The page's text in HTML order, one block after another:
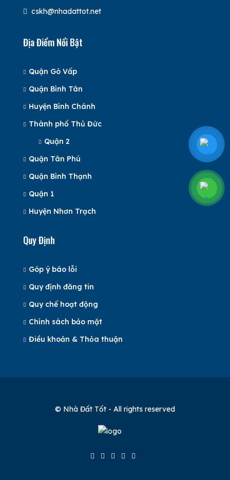
cskh@nhadattot.net
Địa Điểm Nổi Bật
Quận Gò Vấp
Quận Bình Tân
Huyện Bình Chánh
Thành phố Thủ Đức
Quận 2
Quận Tân Phú
Quận Bình Thạnh
Quận 1
Huyện Nhơn Trạch
Quy Định
Góp ý báo lỗi
Quy định đăng tin
Quy chế hoạt động
Chính sách bảo mật
Điều khoản & Thỏa thuận
© Nhà Đất Tốt - All rights reserved